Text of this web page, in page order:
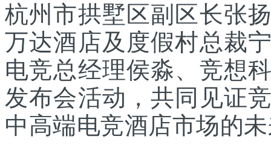
杭州市拱墅区副区长张
万达酒店及度假村总裁
电竞总经理侯淼、竞想
发布会活动，共同见证
中高端电竞酒店市场的